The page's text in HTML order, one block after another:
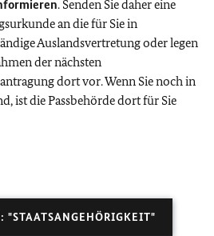
. Senden Sie daher eine
an die für Sie in
Auslandsvertretung oder legen
der nächsten
dort vor. Wenn Sie noch in
ist die Passbehörde dort für Sie
"STAATSANGEHÖRIGKEIT"